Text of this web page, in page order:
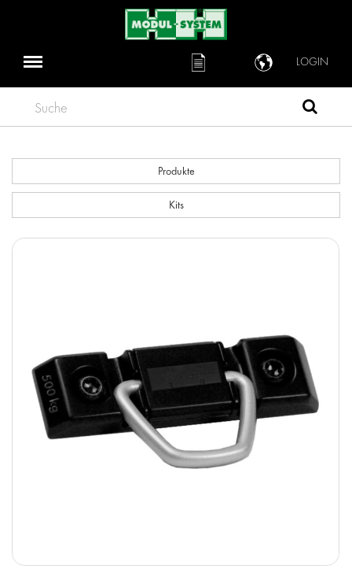
LOGIN
Suche
Produkte
Kits